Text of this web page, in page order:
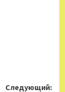
Следующий: